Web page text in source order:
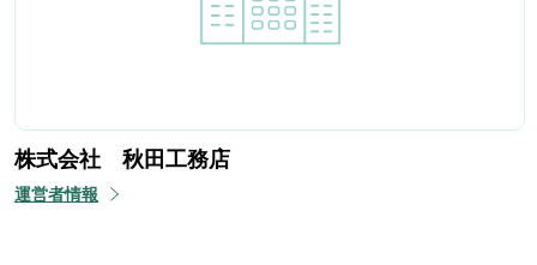
株式会社 秋田工務店
運営者情報